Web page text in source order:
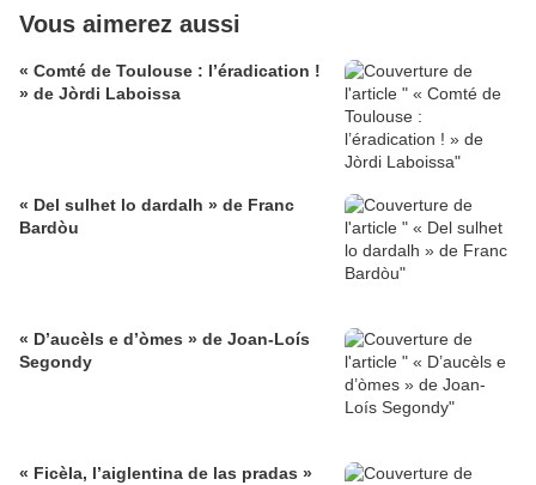
Vous aimerez aussi
« Comté de Toulouse : l’éradication !
» de Jòrdi Laboissa
« Del sulhet lo dardalh » de Franc
Bardòu
« D’aucèls e d’òmes » de Joan-Loís
Segondy
« Ficèla, l’aiglentina de las pradas »